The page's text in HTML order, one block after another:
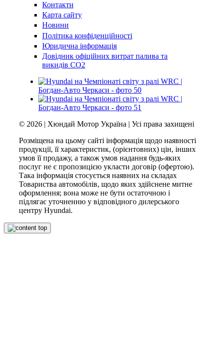
Контакти
Карта сайту
Новини
Політика конфіденційності
Юридична інформація
Довідник офіційних витрат палива та
викидів СО2
© 2026 | Хюндай Мотор Україна | Усі права захищені
Розміщена на цьому сайті інформація щодо наявності
продукції, її характеристик, (орієнтовних) цін, інших
умов її продажу, а також умов надання будь-яких
послуг не є пропозицією укласти договір (офертою).
Така інформація стосується наявних на складах
Товариства автомобілів, щодо яких здійснене митне
оформлення; вона може не бути остаточною і
підлягає уточненню у відповідного дилерського
центру Hyundai.